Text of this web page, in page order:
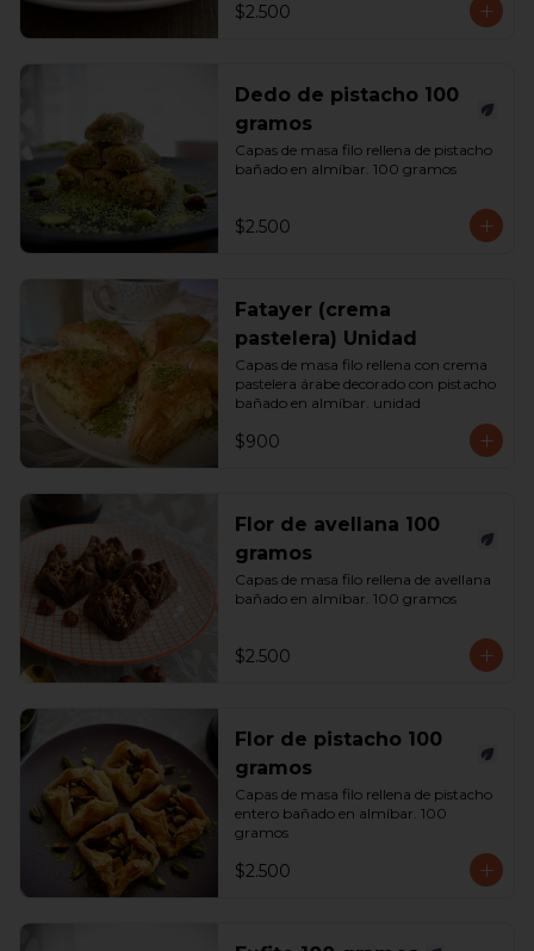
$2.500
Dedo de pistacho 100
gramos
Capas de masa filo rellena de pistacho
bañado en almíbar. 100 gramos
$2.500
Fatayer (crema
pastelera) Unidad
Capas de masa filo rellena con crema
pastelera árabe decorado con pistacho
bañado en almíbar. unidad
$900
Flor de avellana 100
gramos
Capas de masa filo rellena de avellana
bañado en almíbar. 100 gramos
$2.500
Flor de pistacho 100
gramos
Capas de masa filo rellena de pistacho
entero bañado en almíbar. 100
gramos
$2.500